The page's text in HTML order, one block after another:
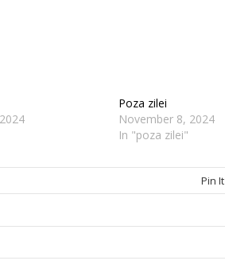
Poza zilei
November 8, 2024
In "poza zilei"
Pin It